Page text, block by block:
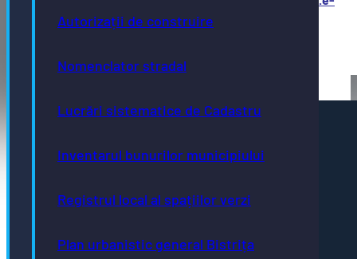
Autorizații de construire
Nomenclator stradal
Lucrări sistematice de Cadastru
Inventarul bunurilor municipiului
Registrul local al spațiilor verzi
Plan urbanistic general Bistrița
bistrita.ro/programariscivilatranscrieri/public/
Acte necesare
Evidența persoanelor
Stare civilă
Urbanism și cadastru
e-consultare.gov.ro